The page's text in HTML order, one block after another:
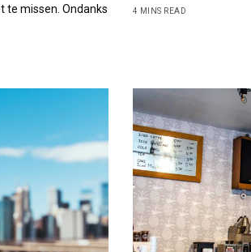
te missen. Ondanks
4 MINS READ